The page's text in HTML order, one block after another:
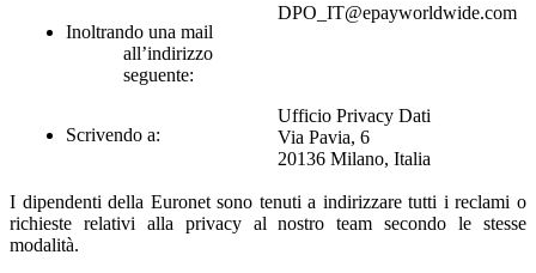
Inoltrando una mail
all’indirizzo
seguente:
DPO_IT@epayworldwide.com
Scrivendo a:
Ufficio Privacy Dati
Via Pavia, 6
20136 Milano, Italia
I dipendenti della Euronet sono tenuti a indirizzare tutti i reclami o
richieste relativi alla privacy al nostro team secondo le stesse
modalità.